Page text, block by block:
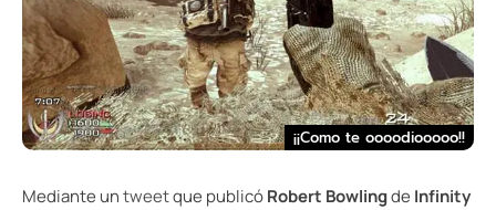
¡¡Como te oooodiooooo!!
Mediante untweetque publicóRobert Bowlingde Infinity